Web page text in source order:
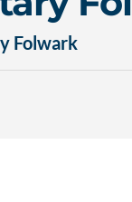
Folwark